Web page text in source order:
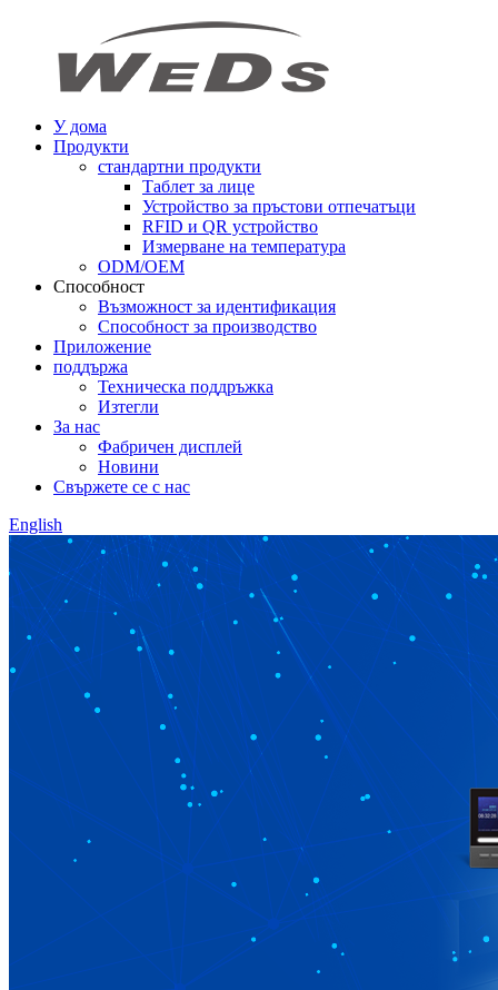
У дома
Продукти
стандартни продукти
Таблет за лице
Устройство за пръстови отпечатъци
RFID и QR устройство
Измерване на температура
ODM/OEM
Способност
Възможност за идентификация
Способност за производство
Приложение
поддържа
Техническа поддръжка
Изтегли
За нас
Фабричен дисплей
Новини
Свържете се с нас
English